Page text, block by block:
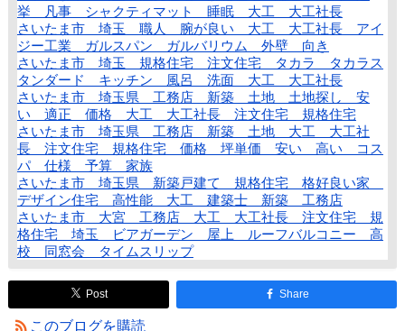
挙 凡事 シャクティマット 睡眠 大工 大工社長
さいたま市 埼玉 職人 腕が良い 大工 大工社長 アイ
ジー工業 ガルスパン ガルバリウム 外壁 向き
さいたま市 埼玉 規格住宅 注文住宅 タカラ タカラス
タンダード キッチン 風呂 洗面 大工 大工社長
さいたま市 埼玉県 工務店 新築 土地 土地探し 安
い 適正 価格 大工 大工社長 注文住宅 規格住宅
さいたま市 埼玉県 工務店 新築 土地 大工 大工社
長 注文住宅 規格住宅 価格 坪単価 安い 高い コス
パ 仕様 予算 家族
さいたま市 埼玉県 新築戸建て 規格住宅 格好良い家
デザイン住宅 高性能 大工 建築士 新築 工務店
さいたま市 大宮 工務店 大工 大工社長 注文住宅 規
格住宅 埼玉 ビアガーデン 屋上 ルーフバルコニー 高
校 同窓会 タイムスリップ
Post Share
このブログを購読